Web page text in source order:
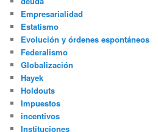
Empresarialidad
Estatismo
Evolución y órdenes espontáneos
Federalismo
Globalización
Hayek
Holdouts
Impuestos
incentivos
Instituciones